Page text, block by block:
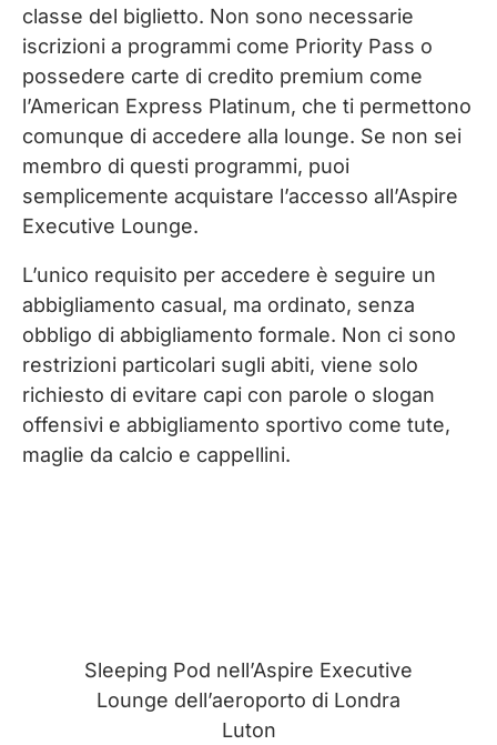
classe del biglietto. Non sono necessarie
iscrizioni a programmi come Priority Pass o
possedere carte di credito premium come
l’American Express Platinum, che ti permettono
comunque di accedere alla lounge. Se non sei
membro di questi programmi, puoi
semplicemente acquistare l’accesso all’Aspire
Executive Lounge.
L’unico requisito per accedere è seguire un
abbigliamento casual, ma ordinato, senza
obbligo di abbigliamento formale. Non ci sono
restrizioni particolari sugli abiti, viene solo
richiesto di evitare capi con parole o slogan
offensivi e abbigliamento sportivo come tute,
maglie da calcio e cappellini.
Sleeping Pod nell’Aspire Executive
Lounge dell’aeroporto di Londra
Luton